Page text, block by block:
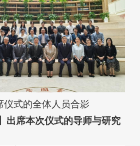
仪式的全体人员合影
出席本次仪式的导师与研究